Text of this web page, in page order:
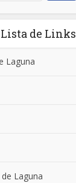
Lista de Links
Laguna
Laguna